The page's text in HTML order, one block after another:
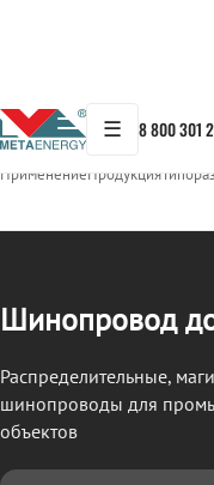
☰ 8 800 301
← Продукция/
ПрименениеПродукция
Шинопровод
Распределительные,
шинопроводы для
объектов